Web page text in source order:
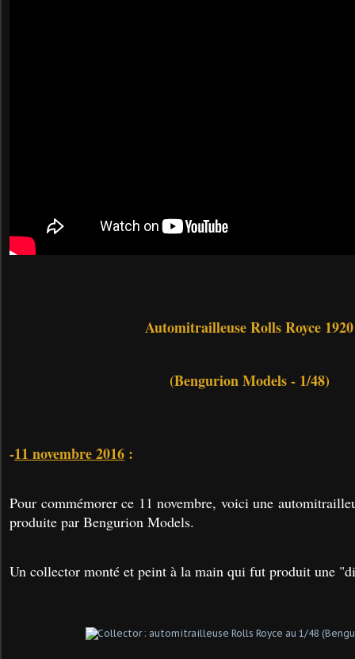
Automitrailleuse Rolls Royce 1920
(Bengurion Models - 1/48)
-11 novembre 2016 :
Pour commémorer ce 11 novembre, voici une
produite par Bengurion Models.
Un collector monté et peint à la main qui fut produit une